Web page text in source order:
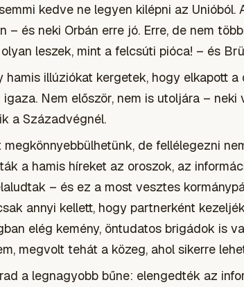
kedve ne legyen kilépni az
– és neki Orbán erre jó. Erre, de nem
leszek, mint a felcsúti pióca! – és
hamis illúziókat kergetek, hogy elkapott
Nem először, nem is utoljára –
a Századvégnél.
de fellélegezni
a hamis híreket az oroszok, az
– és ez a most vesztes
annyi kellett, hogy partnerként
elég kemény, öntudatos brigádok is
megvolt tehát a közeg, ahol sikerre
a legnagyobb bűne: elengedték az